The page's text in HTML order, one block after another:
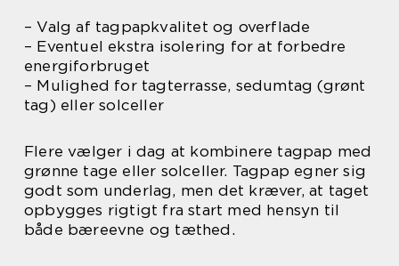
– Valg af tagpapkvalitet og overflade
– Eventuel ekstra isolering for at forbedre
energiforbruget
– Mulighed for tagterrasse, sedumtag (grønt
tag) eller solceller
Flere vælger i dag at kombinere tagpap med
grønne tage eller solceller. Tagpap egner sig
godt som underlag, men det kræver, at taget
opbygges rigtigt fra start med hensyn til
både bæreevne og tæthed.